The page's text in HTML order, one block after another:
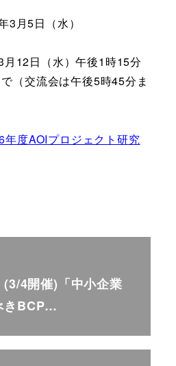
3月5日（水）
月12日（水）午後1時15分
（交流会は午後5時45分ま
年度AOIプロジェクト研究
4開催)「中小企業
きBCP…